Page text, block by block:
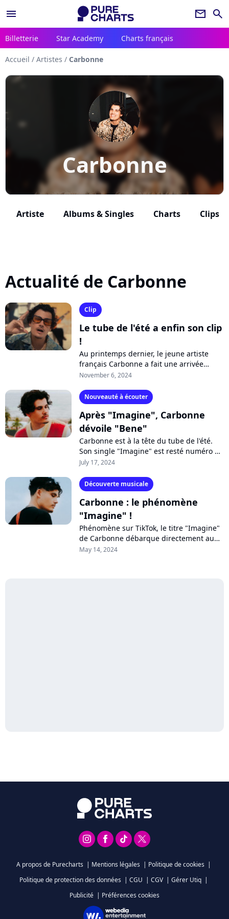
menu newsletter search
Billetterie Star Academy Charts français
Accueil / Artistes / Carbonne
Carbonne
Artiste Albums & Singles Charts Clips
Actualité de Carbonne
Clip
Le tube de l'été a enfin son clip
!
Au printemps dernier, le jeune artiste
français Carbonne a fait une arrivée
fracassante dans les classements avec
November 6, 2024
Nouveauté à écouter
Après "Imagine", Carbonne
dévoile "Bene"
Carbonne est à la tête du tube de l'été.
Son single "Imagine" est resté numéro un
en France pendant sept semaines ! Et le
July 17, 2024
Découverte musicale
Carbonne : le phénomène
"Imagine" !
Phénomène sur TikTok, le titre "Imagine"
de Carbonne débarque directement au
sommet du Top Singles français, avec un
May 14, 2024
A propos de Purecharts | Mentions légales | Politique de cookies |
Politique de protection des données | CGU | CGV | Gérer Utiq |
Publicité | Préférences cookies